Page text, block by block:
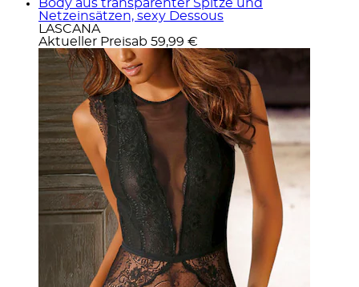
Body aus transparenter Spitze und
Netzeinsätzen, sexy Dessous
LASCANA
Aktueller Preisab 59,99 €